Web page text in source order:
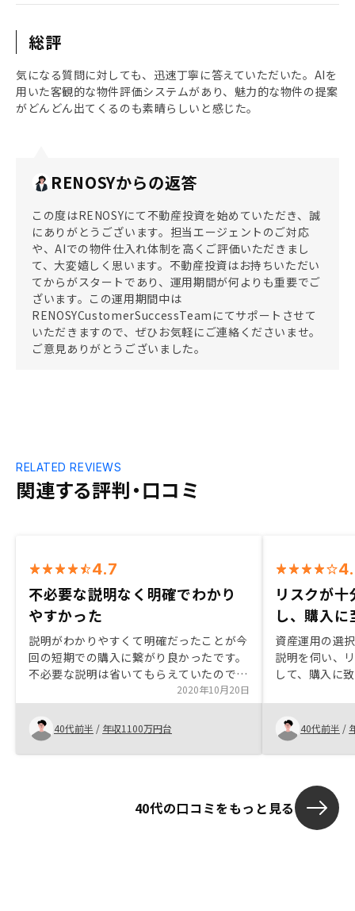
総評
気になる質問に対しても、迅速丁寧に答えていただいた。AIを
用いた客観的な物件評価システムがあり、魅力的な物件の提案
がどんどん出てくるのも素晴らしいと感じた。
RENOSYからの返答
この度はRENOSYにて不動産投資を始めていただき、誠
にありがとうございます。担当エージェントのご対応
や、AIでの物件仕入れ体制を高くご評価いただきまし
て、大変嬉しく思います。不動産投資はお持ちいただい
てからがスタートであり、運用期間が何よりも重要でご
ざいます。この運用期間中は
RENOSYCustomerSuccessTeamにてサポートさせて
いただきますので、ぜひお気軽にご連絡くださいませ。
ご意見ありがとうございました。
関連する評判・口コミ
RELATED REVIEWS
4.7
不必要な説明なく明確でわかり
やすかった
説明がわかりやすくて明確だったことが今
回の短期での購入に繋がり良かったです。
不必要な説明は省いてもらえていたので重
点的に聞きたいことにフォーカスできまし
た。短期購入ということも影響あったの
か、ミスが多かった。また、紹介している
人たちのアップデートが遅いこともあり、
アフターケアをしっかりしてもらいたい。
2020年10月20日
40代前半 / 年収1100万円台
リスクが
し、購入に
資産運用の選
説明を伺い、
して、購入に
を増やして欲
40代前半 /
40代の口コミをもっと見る